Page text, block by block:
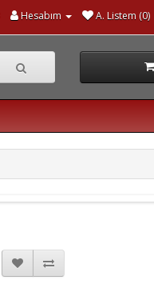
Hesabım A. Listem (0)